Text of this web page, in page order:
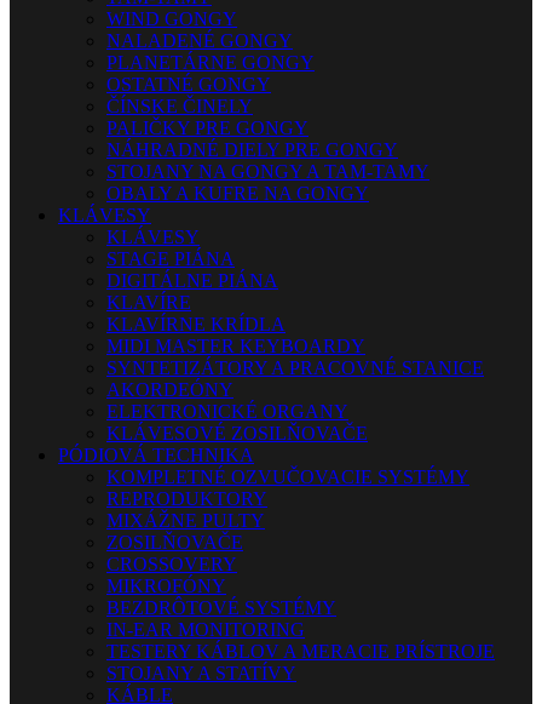
WIND GONGY
NALADENÉ GONGY
PLANETÁRNE GONGY
OSTATNÉ GONGY
ČÍNSKE ČINELY
PALIČKY PRE GONGY
NÁHRADNÉ DIELY PRE GONGY
STOJANY NA GONGY A TAM-TAMY
OBALY A KUFRE NA GONGY
KLÁVESY
KLÁVESY
STAGE PIÁNA
DIGITÁLNE PIÁNA
KLAVÍRE
KLAVÍRNE KRÍDLA
MIDI MASTER KEYBOARDY
SYNTETIZÁTORY A PRACOVNÉ STANICE
AKORDEÓNY
ELEKTRONICKÉ ORGANY
KLÁVESOVÉ ZOSILŇOVAČE
PÓDIOVÁ TECHNIKA
KOMPLETNÉ OZVUČOVACIE SYSTÉMY
REPRODUKTORY
MIXÁŽNE PULTY
ZOSILŇOVAČE
CROSSOVERY
MIKROFÓNY
BEZDRÔTOVÉ SYSTÉMY
IN-EAR MONITORING
TESTERY KÁBLOV A MERACIE PRÍSTROJE
STOJANY A STATÍVY
KÁBLE